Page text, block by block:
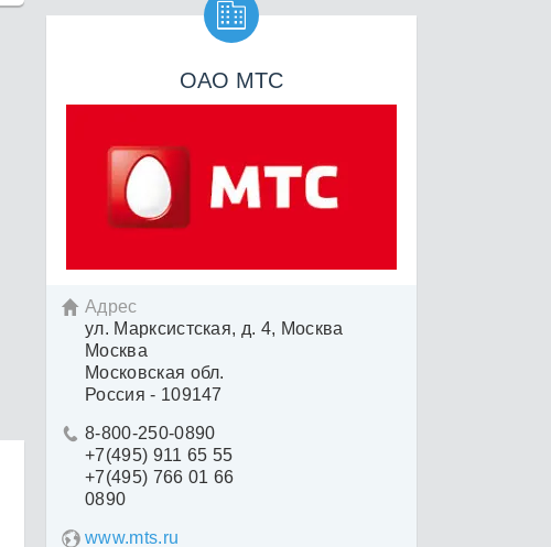

ОАО МТС
 Адрес
ул. Марксистская, д. 4, Москва
Москва
Московская обл.
Россия - 109147
 8-800-250-0890
+7(495) 911 65 55
+7(495) 766 01 66
0890
www.mts.ru